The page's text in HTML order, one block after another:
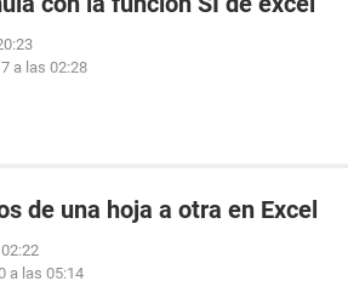
a las 02:28
de una hoja a otra en Excel
a las 05:14